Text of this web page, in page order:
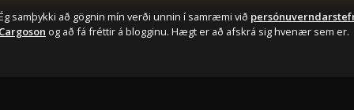
samþykki að gögnin mín verði unnin í samræmi við
og að fá fréttir á blogginu. Hægt er að afskrá sig hvenær sem er.